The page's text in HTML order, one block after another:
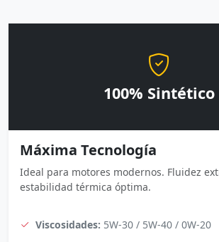
100% Sintético
Máxima Tecnología
Ideal para motores modernos. Fluidez
estabilidad térmica óptima.
Viscosidades: 5W-30 / 5W-40 / 0W-20